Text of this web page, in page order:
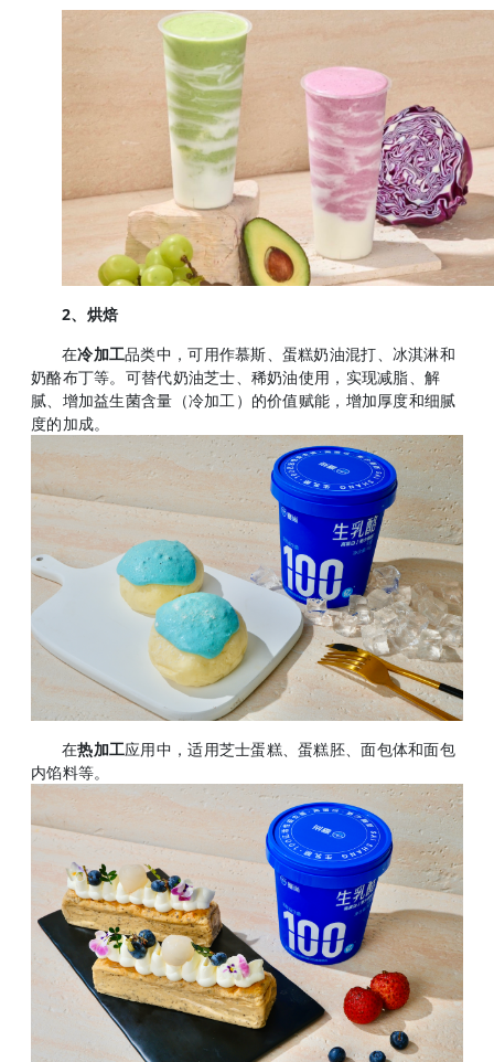
2、烘焙
在冷加工品类中，可用作慕斯、蛋糕奶油混打、冰淇淋和
奶酪布丁等。可替代奶油芝士、稀奶油使用，实现减脂、解
腻、增加益生菌含量（冷加工）的价值赋能，增加厚度和细腻
度的加成。
在热加工应用中，适用芝士蛋糕、蛋糕胚、面包体和面包
内馅料等。